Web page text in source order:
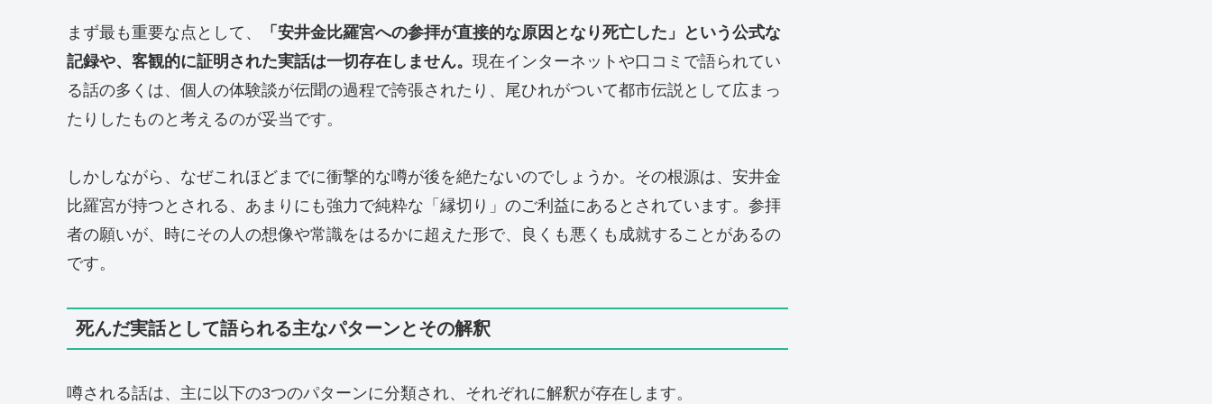
まず最も重要な点として、
「安井金比羅宮への参拝が直接的な原因となり死亡した」という公式な
記録や、客観的に証明された実話は一切存在しません。 現在インターネットや口コミで語られてい
る話の多くは、個人の体験談が伝聞の過程で誇張されたり、尾ひれがついて都市伝説として広まっ
たりしたものと考えるのが妥当です。
しかしながら、なぜこれほどまでに衝撃的な噂が後を絶たないのでしょうか。その根源は、安井金
比羅宮が持つとされる、あまりにも強力で純粋な「縁切り」のご利益にあるとされています。参拝
者の願いが、時にその人の想像や常識をはるかに超えた形で、良くも悪くも成就することがあるの
です。
死んだ実話として語られる主なパターンとその解釈
噂される話は、主に以下の3つのパターンに分類され、それぞれに解釈が存在します。